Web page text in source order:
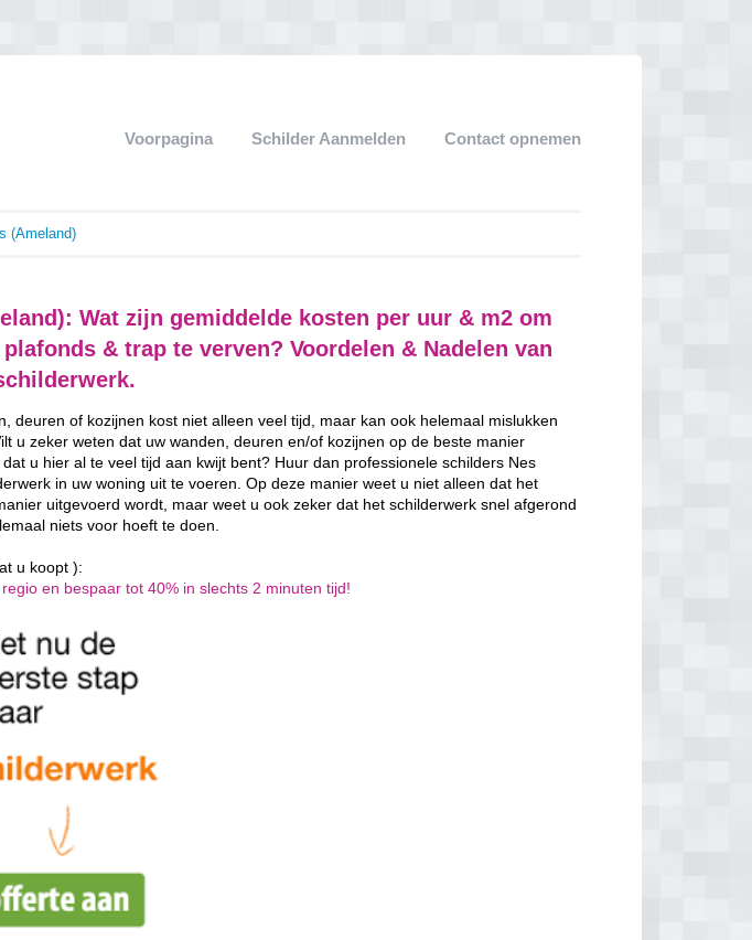
Voorpagina Schilder Aanmelden Contact opnemen
(Ameland)
Wat zijn gemiddelde kosten per uur & m2 om
& trap te verven? Voordelen & Nadelen van
deuren of kozijnen kost niet alleen veel tijd, maar kan ook helemaal mislukken
u zeker weten dat uw wanden, deuren en/of kozijnen op de beste manier
u hier al te veel tijd aan kwijt bent? Huur dan professionele schilders Nes
in uw woning uit te voeren. Op deze manier weet u niet alleen dat het
uitgevoerd wordt, maar weet u ook zeker dat het schilderwerk snel afgerond
niets voor hoeft te doen.
u koopt ):
en bespaar tot 40% in slechts 2 minuten tijd!